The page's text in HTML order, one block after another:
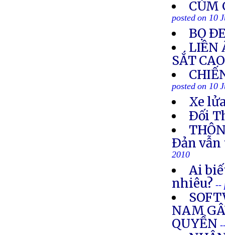
CÚM
posted on 10
BỌ
LIÊN
SẮT
posted on 10
Xe
Ðối
Ðản
2010
Ai
nhiêu? --
NAM
QUYỀN